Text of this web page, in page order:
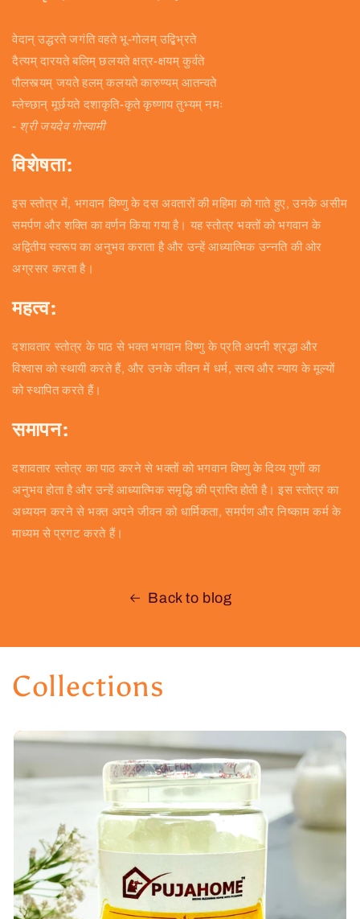
वेदान् उद्धरते जगंति वहते भू-गोलम् उद्बिभ्रते
दैत्यम् दारयते बलिम् छलयते क्षत्र-क्षयम् कुर्वते
पौलस्त्यम् जयते हलम् कलयते कारुण्यम् आतन्वते
म्लेच्छान् मूर्छयते दशाकृति-कृते कृष्णाय तुभ्यम् नमः
- श्री जयदेव गोस्वामी
विशेषता:
इस स्तोत्र में, भगवान विष्णु के दस अवतारों की महिमा को गाते हुए, उनके असीम
समर्पण और शक्ति का वर्णन किया गया है। यह स्तोत्र भक्तों को भगवान के
अद्वितीय स्वरूप का अनुभव कराता है और उन्हें आध्यात्मिक उन्नति की ओर
अग्रसर करता है।
महत्व:
दशावतार स्तोत्र के पाठ से भक्त भगवान विष्णु के प्रति अपनी श्रद्धा और
विश्वास को स्थायी करते हैं, और उनके जीवन में धर्म, सत्य और न्याय के मूल्यों
को स्थापित करते हैं।
समापन:
दशावतार स्तोत्र का पाठ करने से भक्तों को भगवान विष्णु के दिव्य गुणों का
अनुभव होता है और उन्हें आध्यात्मिक समृद्धि की प्राप्ति होती है। इस स्तोत्र का
अध्ययन करने से भक्त अपने जीवन को धार्मिकता, समर्पण और निष्काम कर्म के
माध्यम से प्रगट करते हैं।
Back to blog
Collections